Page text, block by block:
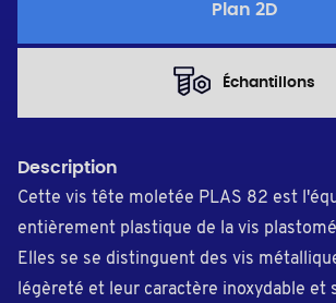
Plan 2D
Échantillons
Description
Cette vis tête moletée PLAS 82 est
entièrement plastique de la vis
Elles se se distinguent des vis
légèreté et leur caractère inoxydable et